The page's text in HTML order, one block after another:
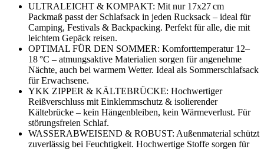
ULTRALEICHT & KOMPAKT: Mit nur 17x27 cm
Packmaß passt der Schlafsack in jeden Rucksack – ideal für
Camping, Festivals & Backpacking. Perfekt für alle, die mit
leichtem Gepäck reisen.
OPTIMAL FÜR DEN SOMMER: Komforttemperatur 12–
18 °C – atmungsaktive Materialien sorgen für angenehme
Nächte, auch bei warmem Wetter. Ideal als Sommerschlafsack
für Erwachsene.
YKK ZIPPER & KÄLTEBRÜCKE: Hochwertiger
Reißverschluss mit Einklemmschutz & isolierender
Kältebrücke – kein Hängenbleiben, kein Wärmeverlust. Für
störungsfreien Schlaf.
WASSERABWEISEND & ROBUST: Außenmaterial schützt
zuverlässig bei Feuchtigkeit. Hochwertige Stoffe sorgen für